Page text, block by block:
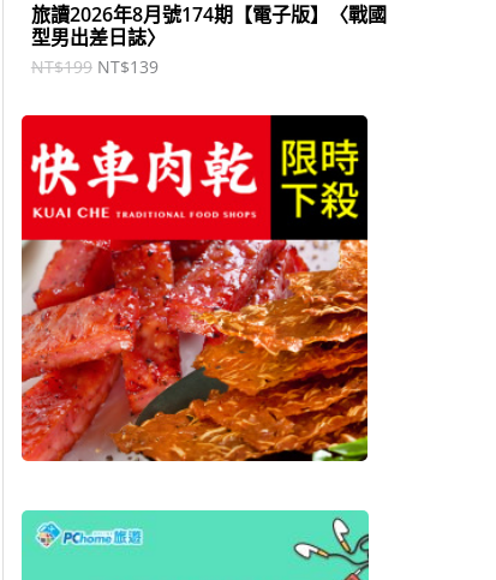
旅讀2026年8月號174期【電子版】〈戰國
型男出差日誌〉
NT$199 NT$139